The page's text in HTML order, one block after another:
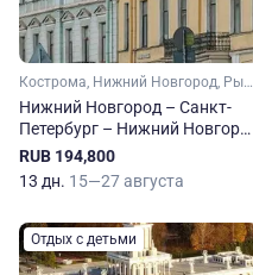
Кострома, Нижний Новгород, Рыбинск, Санкт-Петербург, Ярославль, Плес, Кузино, Вытегра, Свирьстрой
Нижний Новгород – Санкт-
Петербург – Нижний Новгород
на теплоходе Александр
Радищев
RUB 194,800
13 дн. 15—27 августа
Отдых с детьми